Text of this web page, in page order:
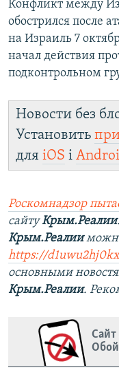
Конфликт между
обострился после
на Израиль 7
начал действия
подконтрольном
Новости без
Установить
для iOS і
Роскомнадзор
сайтуКрым.Реалии
Крым.Реалии
https://
основными
Крым.Реалии.
Сайт